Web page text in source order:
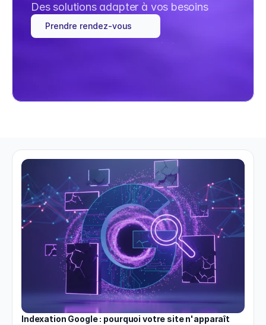
Des solutions adapter à vos besoins
Prendre rendez-vous
Indexation Google : pourquoi votre site n'apparaît